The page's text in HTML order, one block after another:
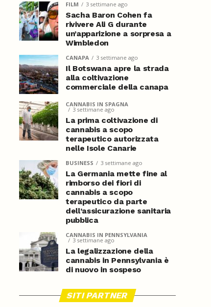
FILM 3 settimane ago
Sacha Baron Cohen fa
rivivere Ali G durante
un’apparizione a sorpresa a
Wimbledon
CANAPA 3 settimane ago
Il Botswana apre la strada
alla coltivazione
commerciale della canapa
CANNABIS IN SPAGNA
3 settimane ago
La prima coltivazione di
cannabis a scopo
terapeutico autorizzata
nelle Isole Canarie
BUSINESS 3 settimane ago
La Germania mette fine al
rimborso dei fiori di
cannabis a scopo
terapeutico da parte
dell’assicurazione sanitaria
pubblica
CANNABIS IN PENNSYLVANIA
3 settimane ago
La legalizzazione della
cannabis in Pennsylvania è
di nuovo in sospeso
SITI PARTNER